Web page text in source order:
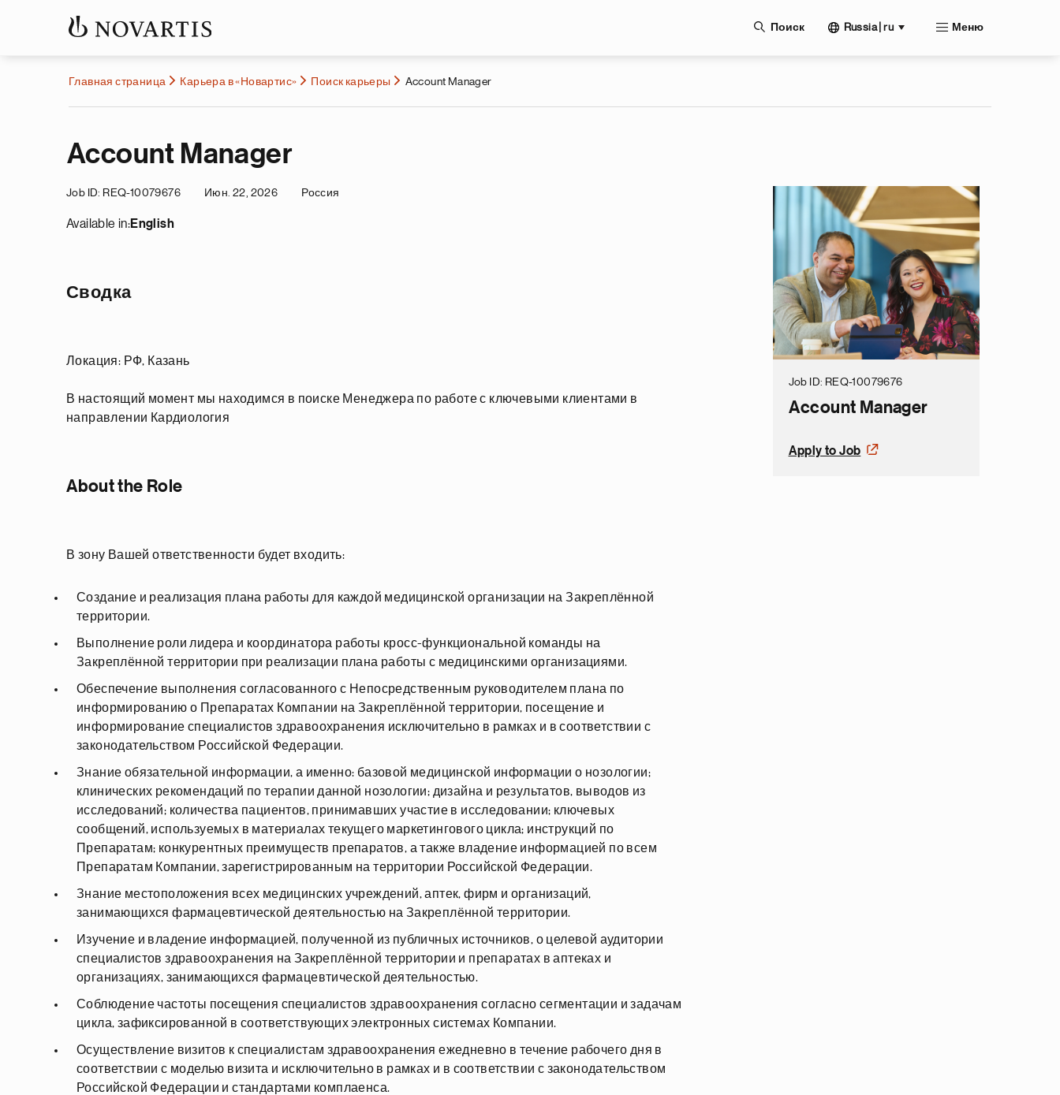
Поиск Russia | ru Меню
Главная страница Карьера в «Новартис» Поиск карьеры Account Manager
Account Manager
Job ID REQ-10079676 Июн. 22, 2026 Россия
Available in:English
Сводка
Локация: РФ, Казань
В настоящий момент мы находимся в поиске Менеджера по работе с ключевыми клиентами в
направлении Кардиология
About the Role
В зону Вашей ответственности будет входить:
Создание и реализация плана работы для каждой медицинской организации на Закреплённой
территории.
Выполнение роли лидера и координатора работы кросс-функциональной команды на
Закреплённой территории при реализации плана работы с медицинскими организациями.
Обеспечение выполнения согласованного с Непосредственным руководителем плана по
информированию о Препаратах Компании на Закреплённой территории, посещение и
информирование специалистов здравоохранения исключительно в рамках и в соответствии с
законодательством Российской Федерации.
Знание обязательной информации, а именно: базовой медицинской информации о нозологии;
клинических рекомендаций по терапии данной нозологии; дизайна и результатов, выводов из
исследований; количества пациентов, принимавших участие в исследовании; ключевых
сообщений, используемых в материалах текущего маркетингового цикла; инструкций по
Препаратам; конкурентных преимуществ препаратов, а также владение информацией по всем
Препаратам Компании, зарегистрированным на территории Российской Федерации.
Знание местоположения всех медицинских учреждений, аптек, фирм и организаций,
занимающихся фармацевтической деятельностью на Закреплённой территории.
Изучение и владение информацией, полученной из публичных источников, о целевой аудитории
специалистов здравоохранения на Закреплённой территории и препаратах в аптеках и
организациях, занимающихся фармацевтической деятельностью.
Соблюдение частоты посещения специалистов здравоохранения согласно сегментации и задачам
цикла, зафиксированной в соответствующих электронных системах Компании.
Осуществление визитов к специалистам здравоохранения ежедневно в течение рабочего дня в
соответствии с моделью визита и исключительно в рамках и в соответствии с законодательством
Российской Федерации и стандартами комплаенса.
Job ID REQ-10079676
Account Manager
Apply to Job